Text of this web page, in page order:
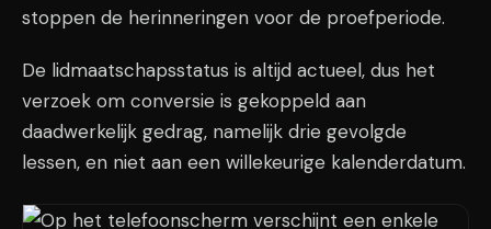
stoppen de herinneringen voor de proefperiode.
De lidmaatschapsstatus is altijd actueel, dus het
verzoek om conversie is gekoppeld aan
daadwerkelijk gedrag, namelijk drie gevolgde
lessen, en niet aan een willekeurige kalenderdatum.